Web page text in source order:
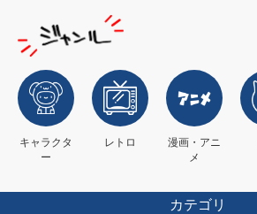
キャラクタ
ー
レトロ
漫画・アニ
メ
カテゴリ